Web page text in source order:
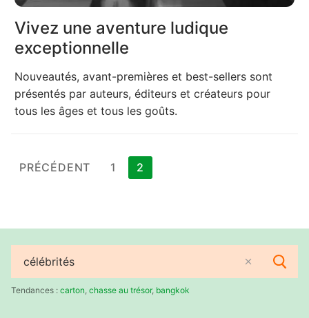
Vivez une aventure ludique
exceptionnelle
Nouveautés, avant-premières et best-sellers sont
présentés par auteurs, éditeurs et créateurs pour
tous les âges et tous les goûts.
Pagination
PRÉCÉDENT 1 2
Rechercher
:Tendances : carton chasse au trésor, bangkok